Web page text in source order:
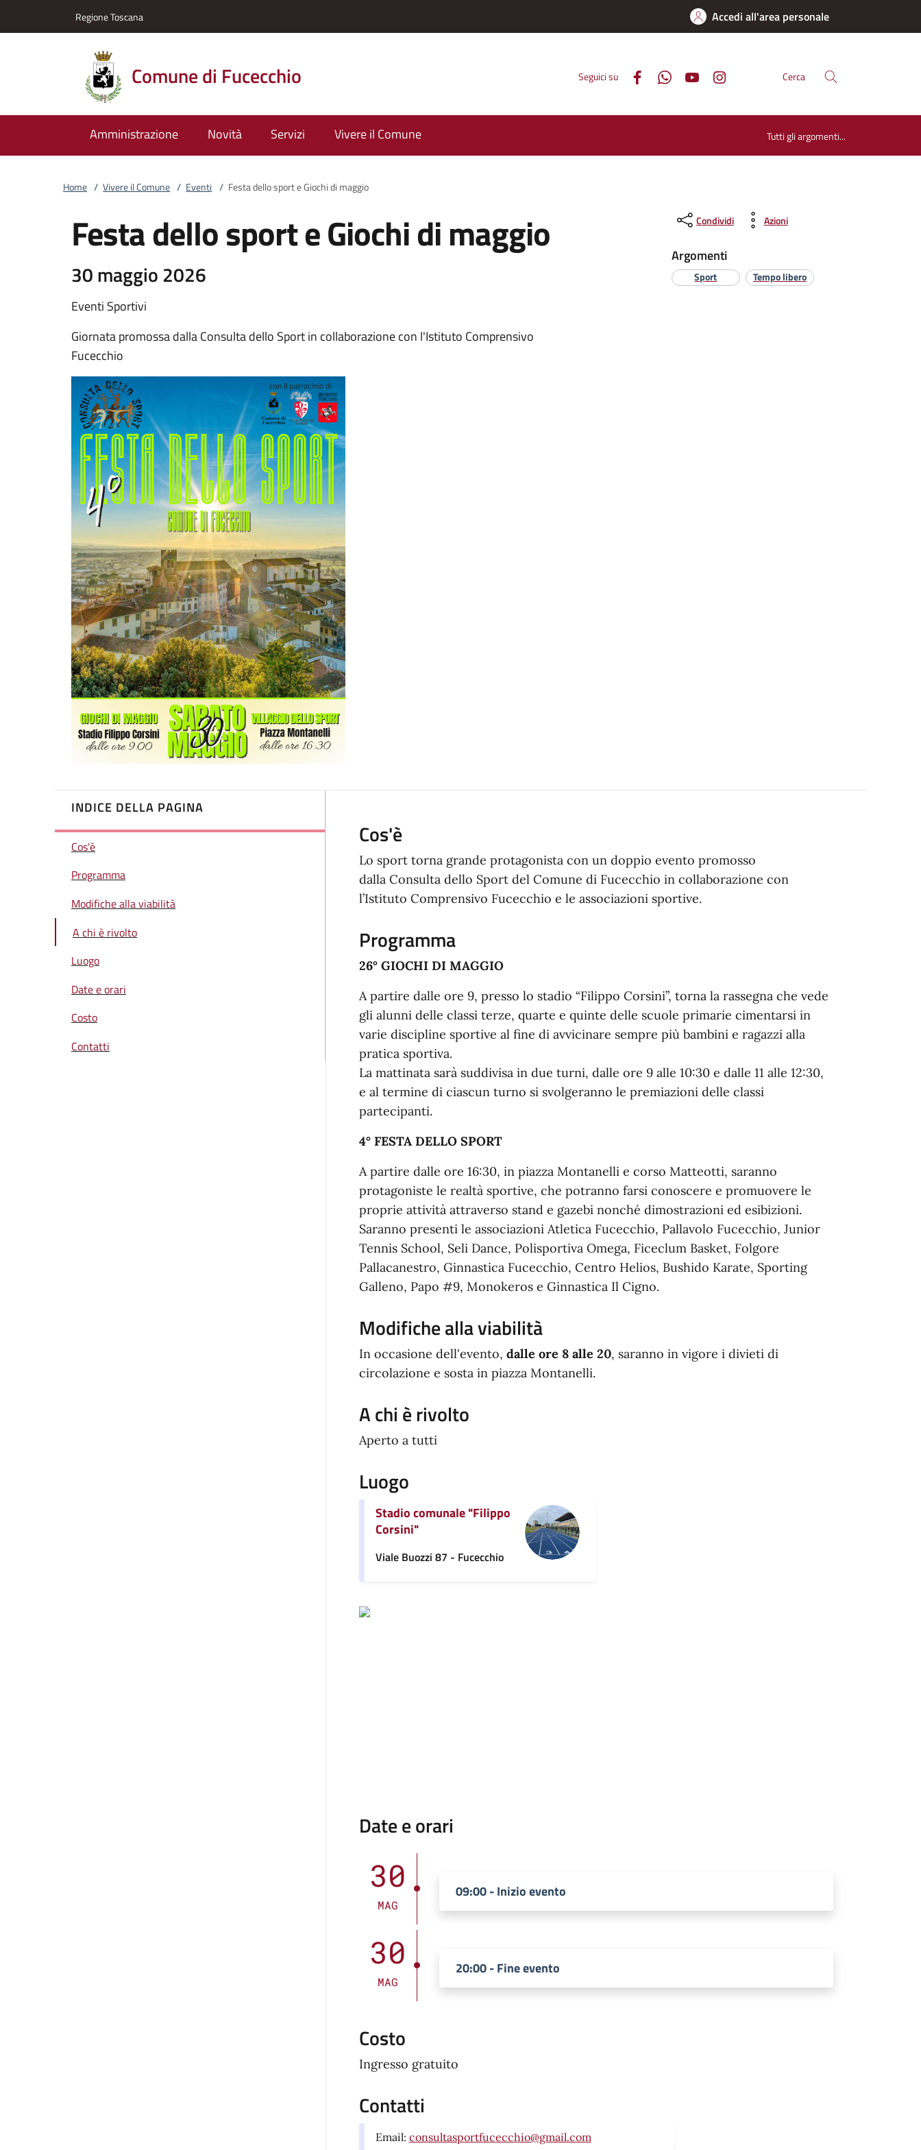
Regione Toscana Accedi all'area personale
Comune di Fucecchio Seguici su Cerca
Amministrazione Novità Servizi Vivere il Comune Tutti gli argomenti...
Home / Vivere il Comune / Eventi / Festa dello sport e Giochi di maggio
Festa dello sport e Giochi di maggio
30 maggio 2026
Eventi Sportivi
Giornata promossa dalla Consulta dello Sport in collaborazione con l'Istituto Comprensivo
Fucecchio
Condividi Azioni
Argomenti
Sport Tempo libero
INDICE DELLA PAGINA
Cos'è
Programma
Modifiche alla viabilità
A chi è rivolto
Luogo
Date e orari
Costo
Contatti
Cos'è
Lo sport torna grande protagonista con un doppio evento promosso
dalla Consulta dello Sport del Comune di Fucecchio in collaborazione con
l’Istituto Comprensivo Fucecchio e le associazioni sportive.
Programma
26° GIOCHI DI MAGGIO
A partire dalle ore 9, presso lo stadio “Filippo Corsini”, torna la rassegna che vede
gli alunni delle classi terze, quarte e quinte delle scuole primarie cimentarsi in
varie discipline sportive al fine di avvicinare sempre più bambini e ragazzi alla
pratica sportiva.
La mattinata sarà suddivisa in due turni, dalle ore 9 alle 10:30 e dalle 11 alle 12:30,
e al termine di ciascun turno si svolgeranno le premiazioni delle classi
partecipanti.
4° FESTA DELLO SPORT
A partire dalle ore 16:30, in piazza Montanelli e corso Matteotti, saranno
protagoniste le realtà sportive, che potranno farsi conoscere e promuovere le
proprie attività attraverso stand e gazebi nonché dimostrazioni ed esibizioni.
Saranno presenti le associazioni Atletica Fucecchio, Pallavolo Fucecchio, Junior
Tennis School, Seli Dance, Polisportiva Omega, Ficeclum Basket, Folgore
Pallacanestro, Ginnastica Fucecchio, Centro Helios, Bushido Karate, Sporting
Galleno, Papo #9, Monokeros e Ginnastica Il Cigno.
Modifiche alla viabilità
In occasione dell'evento, dalle ore 8 alle 20, saranno in vigore i divieti di
circolazione e sosta in piazza Montanelli.
A chi è rivolto
Aperto a tutti
Luogo
Stadio comunale "Filippo
Corsini"
Viale Buozzi 87 - Fucecchio
Date e orari
30
MAG
09:00 - Inizio evento
30
MAG
20:00 - Fine evento
Costo
Ingresso gratuito
Contatti
Email: consultasportfucecchio@gmail.com